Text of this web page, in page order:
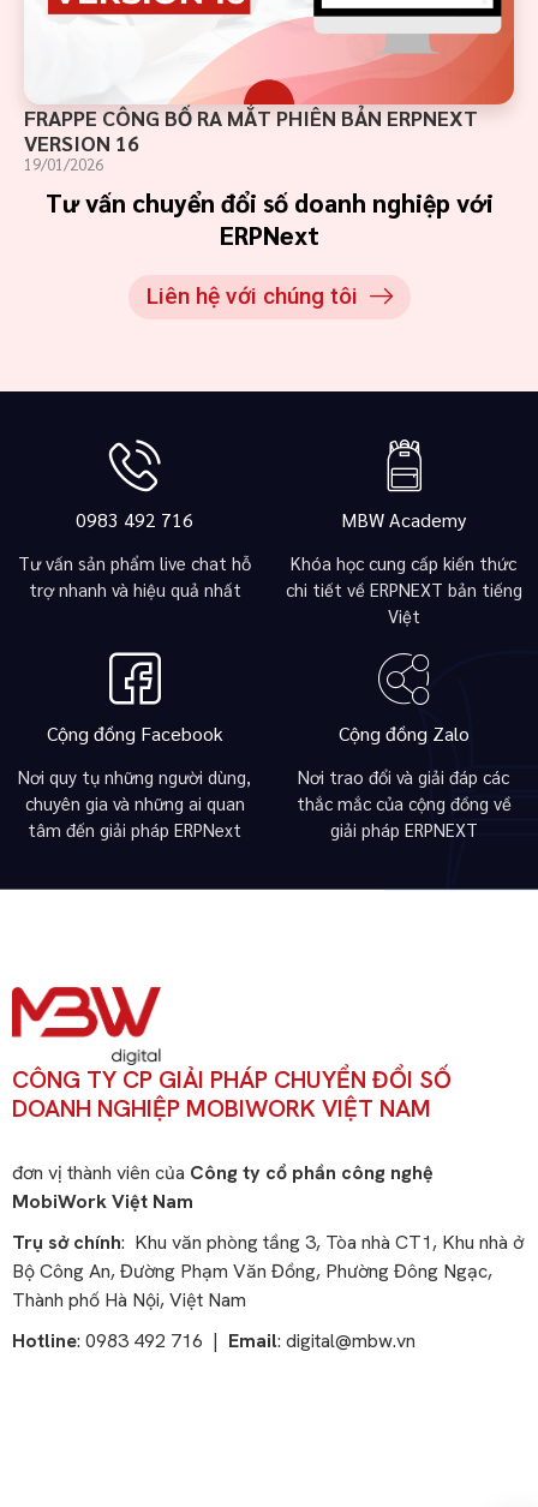
FRAPPE CÔNG BỐ RA MẮT PHIÊN BẢN ERPNEXT
VERSION 16
19/01/2026
Tư vấn chuyển đổi số doanh nghiệp với
ERPNext
Liên hệ với chúng tôi
0983 492 716
Tư vấn sản phẩm live chat hỗ
trợ nhanh và hiệu quả nhất
MBW Academy
Khóa học cung cấp kiến thức
chi tiết về ERPNEXT bản tiếng
Việt
Cộng đồng Facebook
Nơi quy tụ những người dùng,
chuyên gia và những ai quan
tâm đến giải pháp ERPNext
Cộng đồng Zalo
Nơi trao đổi và giải đáp các
thắc mắc của cộng đồng về
giải pháp ERPNEXT
CÔNG TY CP GIẢI PHÁP CHUYỂN ĐỔI SỐ
DOANH NGHIỆP MOBIWORK VIỆT NAM
đơn vị thành viên của Công ty cổ phần công nghệ
MobiWork Việt Nam
Trụ sở chính: Khu văn phòng tầng 3, Tòa nhà CT1, Khu nhà ở
Bộ Công An, Đường Phạm Văn Đồng, Phường Đông Ngạc,
Thành phố Hà Nội, Việt Nam
Hotline: 0983 492 716 | Email: digital@mbw.vn